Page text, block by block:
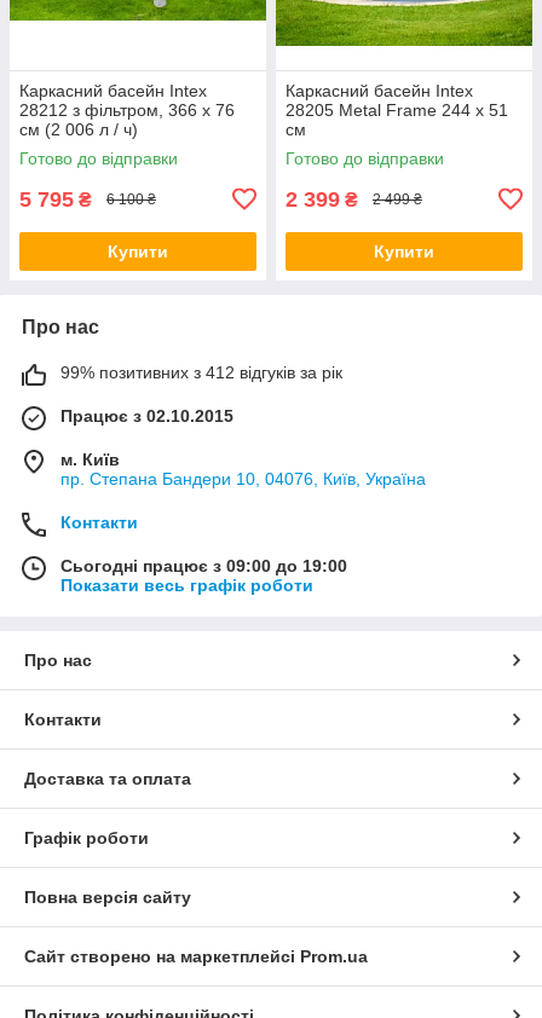
Каркасний басейн Intex
28212 з фільтром, 366 x 76
см (2 006 л / ч)
Готово до відправки
5 795 ₴ 6 100 ₴
Купити
Каркасний басейн Intex
28205 Metal Frame 244 x 51
см
Готово до відправки
2 399 ₴ 2 499 ₴
Купити
Про нас
99% позитивних з 412 відгуків за рік
Працює з 02.10.2015
м. Київ
пр. Степана Бандери 10, 04076, Київ, Україна
Контакти
Сьогодні працює з 09:00 до 19:00
Показати весь графік роботи
Про нас
Контакти
Доставка та оплата
Графік роботи
Повна версія сайту
Сайт створено на маркетплейсі Prom.ua